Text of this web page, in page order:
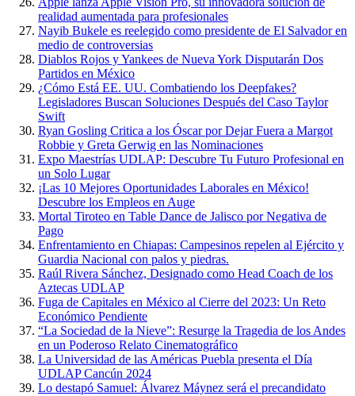
realidad aumentada para profesionales
Nayib Bukele es reelegido como presidente de El Salvador en
medio de controversias
Diablos Rojos y Yankees de Nueva York Disputarán Dos
Partidos en México
¿Cómo Está EE. UU. Combatiendo los Deepfakes?
Legisladores Buscan Soluciones Después del Caso Taylor
Swift
Ryan Gosling Critica a los Óscar por Dejar Fuera a Margot
Robbie y Greta Gerwig en las Nominaciones
Expo Maestrías UDLAP: Descubre Tu Futuro Profesional en
un Solo Lugar
¡Las 10 Mejores Oportunidades Laborales en México!
Descubre los Empleos en Auge
Mortal Tiroteo en Table Dance de Jalisco por Negativa de
Pago
Enfrentamiento en Chiapas: Campesinos repelen al Ejército y
Guardia Nacional con palos y piedras.
Raúl Rivera Sánchez, Designado como Head Coach de los
Aztecas UDLAP
Fuga de Capitales en México al Cierre del 2023: Un Reto
Económico Pendiente
“La Sociedad de la Nieve”: Resurge la Tragedia de los Andes
en un Poderoso Relato Cinematográfico
La Universidad de las Américas Puebla presenta el Día
UDLAP Cancún 2024
Lo destapó Samuel: Álvarez Máynez será el precandidato